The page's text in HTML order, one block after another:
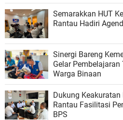
Semarakkan HUT
Rantau Hadiri
Sinergi Bareng
Gelar
Warga Binaan
Dukung
Rantau Fasilitasi
BPS